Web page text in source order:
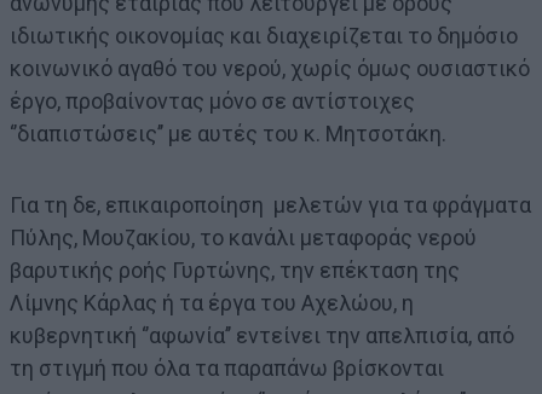
ιδιωτικής οικονομίας και διαχειρίζεται το δημόσιο
κοινωνικό αγαθό του νερού, χωρίς όμως ουσιαστικό
έργο, προβαίνοντας μόνο σε αντίστοιχες
‘’διαπιστώσεις’’ με αυτές του κ. Μητσοτάκη.
Για τη δε, επικαιροποίηση μελετών για τα φράγματα
Πύλης, Μουζακίου, το κανάλι μεταφοράς νερού
βαρυτικής ροής Γυρτώνης, την επέκταση της
Λίμνης Κάρλας ή τα έργα του Αχελώου, η
κυβερνητική ‘’αφωνία’’ εντείνει την απελπισία, από
τη στιγμή που όλα τα παραπάνω βρίσκονται